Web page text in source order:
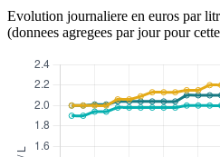
Evolution journaliere en euros par
(donnees agregees par jour pour